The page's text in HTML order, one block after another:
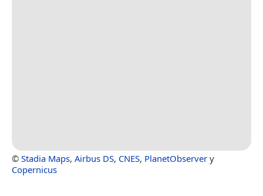
© Stadia Maps, Airbus DS, CNES, PlanetObserver y
Copernicus